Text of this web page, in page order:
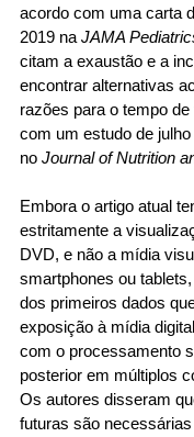
acordo com uma carta
2019 na JAMA
citam a exaustão e a
encontrar alternativas
razões para o tempo
com um estudo de
no Journal of Nutrition
Embora o artigo atual
estritamente a
DVD, e não a mídia
smartphones ou
dos primeiros dados
exposição à mídia
com o processamento
posterior em múltiplos
Os autores disseram
futuras são